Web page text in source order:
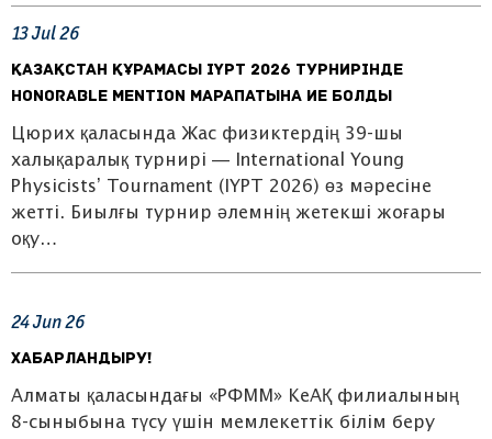
13Jul26
ҚАЗАҚСТАН ҚҰРАМАСЫ IYPT 2026 ТУРНИРІНДЕ
HONORABLE MENTION МАРАПАТЫНА ИЕ БОЛДЫ
Цюрих қаласында Жас физиктердің 39-шы
халықаралық турнирі — International Young
Physicists’ Tournament (IYPT 2026) өз мәресіне
жетті. Биылғы турнир әлемнің жетекші жоғары
оқу…
24Jun26
ХАБАРЛАНДЫРУ!
Алматы қаласындағы «РФММ» КеАҚ филиалының
8-сыныбына түсу үшін мемлекеттік білім беру